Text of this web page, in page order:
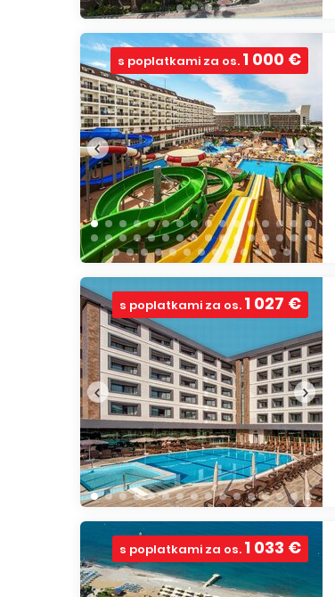
s poplatkami za os. 1 000 €
s poplatkami za os. 1 027 €
s poplatkami za os. 1 033 €